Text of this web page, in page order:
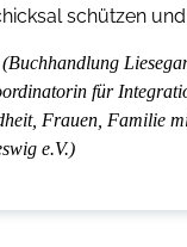
schützen und
für
Frauen, Familie
e.V.)